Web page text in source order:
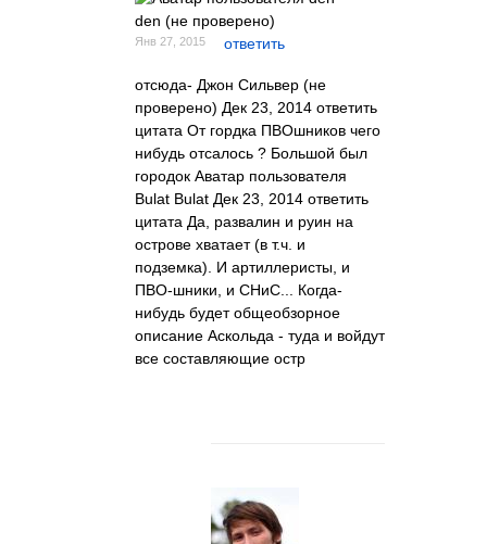
den (не проверено)
Янв 27, 2015 ответить
отсюда- Джон Сильвер (не
проверено) Дек 23, 2014 ответить
цитата От гордка ПВОшников чего
нибудь отсалось ? Большой был
городок Аватар пользователя
Bulat Bulat Дек 23, 2014 ответить
цитата Да, развалин и руин на
острове хватает (в т.ч. и
подземка). И артиллеристы, и
ПВО-шники, и СНиС... Когда-
нибудь будет общеобзорное
описание Аскольда - туда и войдут
все составляющие остр